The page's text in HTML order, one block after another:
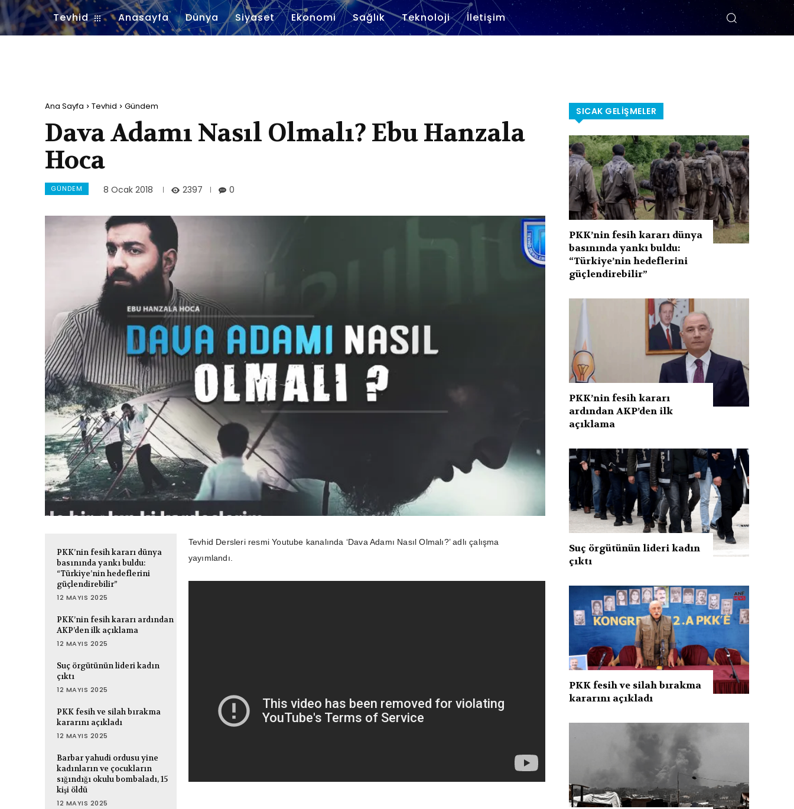
Tevhid Anasayfa Dünya Siyaset Ekonomi Sağlık Teknoloji İletişim
Ana Sayfa Tevhid Gündem
Dava Adamı Nasıl Olmalı? Ebu Hanzala
Hoca
GÜNDEM 8 Ocak 2018 2397 0
PKK’nin fesih kararı dünya
basınında yankı buldu:
“Türkiye’nin hedeflerini
güçlendirebilir”
12 MAYIS 2025
PKK’nin fesih kararı ardından
AKP’den ilk açıklama
12 MAYIS 2025
Suç örgütünün lideri kadın
çıktı
12 MAYIS 2025
PKK fesih ve silah bırakma
kararını açıkladı
12 MAYIS 2025
Barbar yahudi ordusu yine
kadınların ve çocukların
sığındığı okulu bombaladı, 15
kişi öldü
12 MAYIS 2025
Tevhid Dersleri resmi Youtube kanalında ‘Dava Adamı Nasıl Olmalı?’ adlı çalışma
yayımlandı.
SICAK GELIŞMELER
PKK’nin fesih kararı dünya
basınında yankı buldu:
“Türkiye’nin hedeflerini
güçlendirebilir”
PKK’nin fesih kararı
ardından AKP’den ilk
açıklama
Suç örgütünün lideri kadın
çıktı
PKK fesih ve silah bırakma
kararını açıkladı